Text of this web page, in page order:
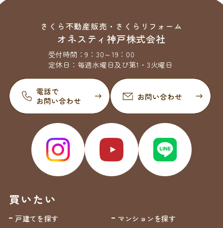
さくら不動産販売・さくらリフォーム
オネスティ神戸株式会社
受付時間：9：30～19：00
定休日： 毎週水曜日及び第1・3火曜日
買いたい
戸建てを探す
マンションを探す